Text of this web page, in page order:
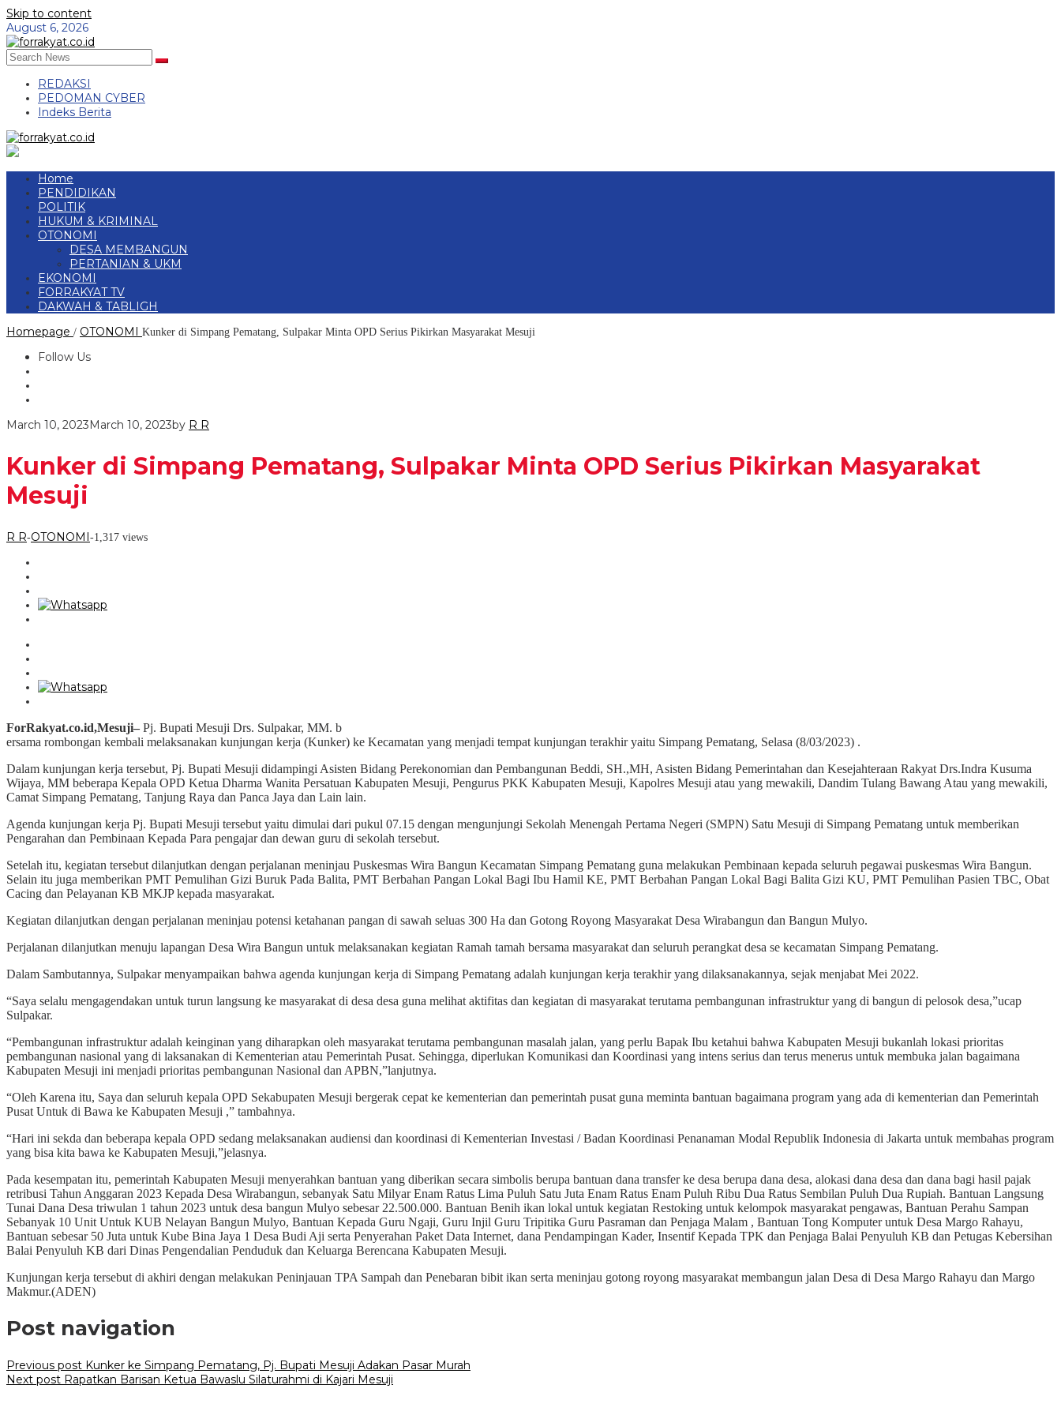
Skip to content
August 6, 2026
REDAKSI
PEDOMAN CYBER
Indeks Berita
Home
PENDIDIKAN
POLITIK
HUKUM & KRIMINAL
OTONOMI
DESA MEMBANGUN
PERTANIAN & UKM
EKONOMI
FORRAKYAT TV
DAKWAH & TABLIGH
Homepage / OTONOMI Kunker di Simpang Pematang, Sulpakar Minta OPD Serius Pikirkan Masyarakat Mesuji
Follow Us
March 10, 2023March 10, 2023by R R
Kunker di Simpang Pematang, Sulpakar Minta OPD Serius Pikirkan Masyarakat
Mesuji
R R-OTONOMI-1,317 views
ForRakyat.co.id,Mesuji– Pj. Bupati Mesuji Drs. Sulpakar, MM. b
ersama rombongan kembali melaksanakan kunjungan kerja (Kunker) ke Kecamatan yang menjadi tempat kunjungan terakhir yaitu Simpang Pematang, Selasa (8/03/2023) .
Dalam kunjungan kerja tersebut, Pj. Bupati Mesuji didampingi Asisten Bidang Perekonomian dan Pembangunan Beddi, SH.,MH, Asisten Bidang Pemerintahan dan Kesejahteraan Rakyat Drs.Indra Kusuma
Wijaya, MM beberapa Kepala OPD Ketua Dharma Wanita Persatuan Kabupaten Mesuji, Pengurus PKK Kabupaten Mesuji, Kapolres Mesuji atau yang mewakili, Dandim Tulang Bawang Atau yang mewakili,
Camat Simpang Pematang, Tanjung Raya dan Panca Jaya dan Lain lain.
Agenda kunjungan kerja Pj. Bupati Mesuji tersebut yaitu dimulai dari pukul 07.15 dengan mengunjungi Sekolah Menengah Pertama Negeri (SMPN) Satu Mesuji di Simpang Pematang untuk memberikan
Pengarahan dan Pembinaan Kepada Para pengajar dan dewan guru di sekolah tersebut.
Setelah itu, kegiatan tersebut dilanjutkan dengan perjalanan meninjau Puskesmas Wira Bangun Kecamatan Simpang Pematang guna melakukan Pembinaan kepada seluruh pegawai puskesmas Wira Bangun.
Selain itu juga memberikan PMT Pemulihan Gizi Buruk Pada Balita, PMT Berbahan Pangan Lokal Bagi Ibu Hamil KE, PMT Berbahan Pangan Lokal Bagi Balita Gizi KU, PMT Pemulihan Pasien TBC, Obat
Cacing dan Pelayanan KB MKJP kepada masyarakat.
Kegiatan dilanjutkan dengan perjalanan meninjau potensi ketahanan pangan di sawah seluas 300 Ha dan Gotong Royong Masyarakat Desa Wirabangun dan Bangun Mulyo.
Perjalanan dilanjutkan menuju lapangan Desa Wira Bangun untuk melaksanakan kegiatan Ramah tamah bersama masyarakat dan seluruh perangkat desa se kecamatan Simpang Pematang.
Dalam Sambutannya, Sulpakar menyampaikan bahwa agenda kunjungan kerja di Simpang Pematang adalah kunjungan kerja terakhir yang dilaksanakannya, sejak menjabat Mei 2022.
“Saya selalu mengagendakan untuk turun langsung ke masyarakat di desa desa guna melihat aktifitas dan kegiatan di masyarakat terutama pembangunan infrastruktur yang di bangun di pelosok desa,”ucap
Sulpakar.
“Pembangunan infrastruktur adalah keinginan yang diharapkan oleh masyarakat terutama pembangunan masalah jalan, yang perlu Bapak Ibu ketahui bahwa Kabupaten Mesuji bukanlah lokasi prioritas
pembangunan nasional yang di laksanakan di Kementerian atau Pemerintah Pusat. Sehingga, diperlukan Komunikasi dan Koordinasi yang intens serius dan terus menerus untuk membuka jalan bagaimana
Kabupaten Mesuji ini menjadi prioritas pembangunan Nasional dan APBN,”lanjutnya.
“Oleh Karena itu, Saya dan seluruh kepala OPD Sekabupaten Mesuji bergerak cepat ke kementerian dan pemerintah pusat guna meminta bantuan bagaimana program yang ada di kementerian dan Pemerintah
Pusat Untuk di Bawa ke Kabupaten Mesuji ,” tambahnya.
“Hari ini sekda dan beberapa kepala OPD sedang melaksanakan audiensi dan koordinasi di Kementerian Investasi / Badan Koordinasi Penanaman Modal Republik Indonesia di Jakarta untuk membahas program
yang bisa kita bawa ke Kabupaten Mesuji,”jelasnya.
Pada kesempatan itu, pemerintah Kabupaten Mesuji menyerahkan bantuan yang diberikan secara simbolis berupa bantuan dana transfer ke desa berupa dana desa, alokasi dana desa dan dana bagi hasil pajak
retribusi Tahun Anggaran 2023 Kepada Desa Wirabangun, sebanyak Satu Milyar Enam Ratus Lima Puluh Satu Juta Enam Ratus Enam Puluh Ribu Dua Ratus Sembilan Puluh Dua Rupiah. Bantuan Langsung
Tunai Dana Desa triwulan 1 tahun 2023 untuk desa bangun Mulyo sebesar 22.500.000. Bantuan Benih ikan lokal untuk kegiatan Restoking untuk kelompok masyarakat pengawas, Bantuan Perahu Sampan
Sebanyak 10 Unit Untuk KUB Nelayan Bangun Mulyo, Bantuan Kepada Guru Ngaji, Guru Injil Guru Tripitika Guru Pasraman dan Penjaga Malam , Bantuan Tong Komputer untuk Desa Margo Rahayu,
Bantuan sebesar 50 Juta untuk Kube Bina Jaya 1 Desa Budi Aji serta Penyerahan Paket Data Internet, dana Pendampingan Kader, Insentif Kepada TPK dan Penjaga Balai Penyuluh KB dan Petugas Kebersihan
Balai Penyuluh KB dari Dinas Pengendalian Penduduk dan Keluarga Berencana Kabupaten Mesuji.
Kunjungan kerja tersebut di akhiri dengan melakukan Peninjauan TPA Sampah dan Penebaran bibit ikan serta meninjau gotong royong masyarakat membangun jalan Desa di Desa Margo Rahayu dan Margo
Makmur.(ADEN)
Post navigation
Previous post Kunker ke Simpang Pematang, Pj. Bupati Mesuji Adakan Pasar Murah
Next post Rapatkan Barisan Ketua Bawaslu Silaturahmi di Kajari Mesuji